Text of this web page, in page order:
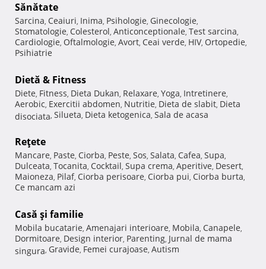
Sănătate
Sarcina, Ceaiuri, Inima, Psihologie, Ginecologie,
Stomatologie, Colesterol, Anticonceptionale, Test sarcina,
Cardiologie, Oftalmologie, Avort, Ceai verde, HIV, Ortopedie,
Psihiatrie
Dietă & Fitness
Diete, Fitness, Dieta Dukan, Relaxare, Yoga, Intretinere,
Aerobic, Exercitii abdomen, Nutritie, Dieta de slabit, Dieta
disociata, Silueta, Dieta ketogenica, Sala de acasa
Reţete
Mancare, Paste, Ciorba, Peste, Sos, Salata, Cafea, Supa,
Dulceata, Tocanita, Cocktail, Supa crema, Aperitive, Desert,
Maioneza, Pilaf, Ciorba perisoare, Ciorba pui, Ciorba burta,
Ce mancam azi
Casă şi familie
Mobila bucatarie, Amenajari interioare, Mobila, Canapele,
Dormitoare, Design interior, Parenting, Jurnal de mama
singura, Gravide, Femei curajoase, Autism